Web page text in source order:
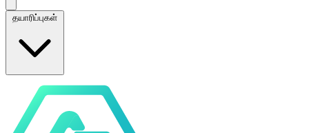
தயாரிப்புகள்